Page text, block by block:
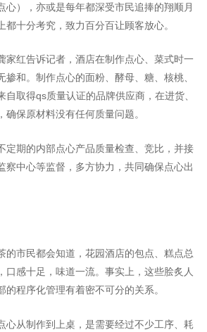
心），亦或是每年都深受市民追捧的翔顺月
十分考究，致力百分百让顾客放心。
家红告诉记者，酒店在制作点心、菜式时一
掺和。制作点心的面粉、酵母、糖、核桃、
自取得qs质量认证的品牌供应商，在进货、
保原材料没有任何质量问题。
定期的内部点心产品质量检查、竞比，并接
察中心等监督，多方协力，共同确保点心出
的市民都会知道，花园酒店的包点、糕点总
口感十足，味道一流。事实上，这些脍炙人
的程序化管理有着密不可分的关系。
心从制作到上桌，是需要经过不少工序、耗